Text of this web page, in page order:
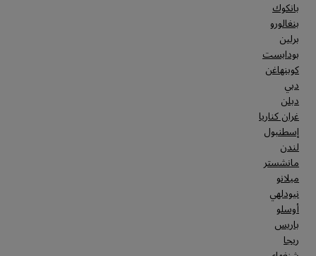
بانكوك
بنغالورو
برلين
بودابست
كوبنهاغن
دبي
دبلن
غران كناريا
إسطنبول
لندن
مانشستر
ميلانو
نيودلهي
أوسلو
باريس
ريجا